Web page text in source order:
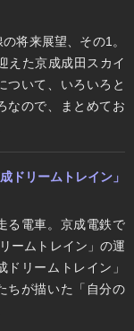
将来展望、その1。
えた京成成田スカイ
ついて、いろいろと
なので、まとめてお
ドリームトレイン」
る電車。京成電鉄で
ームトレイン」の運
リームトレイン」
ちが描いた「自分の